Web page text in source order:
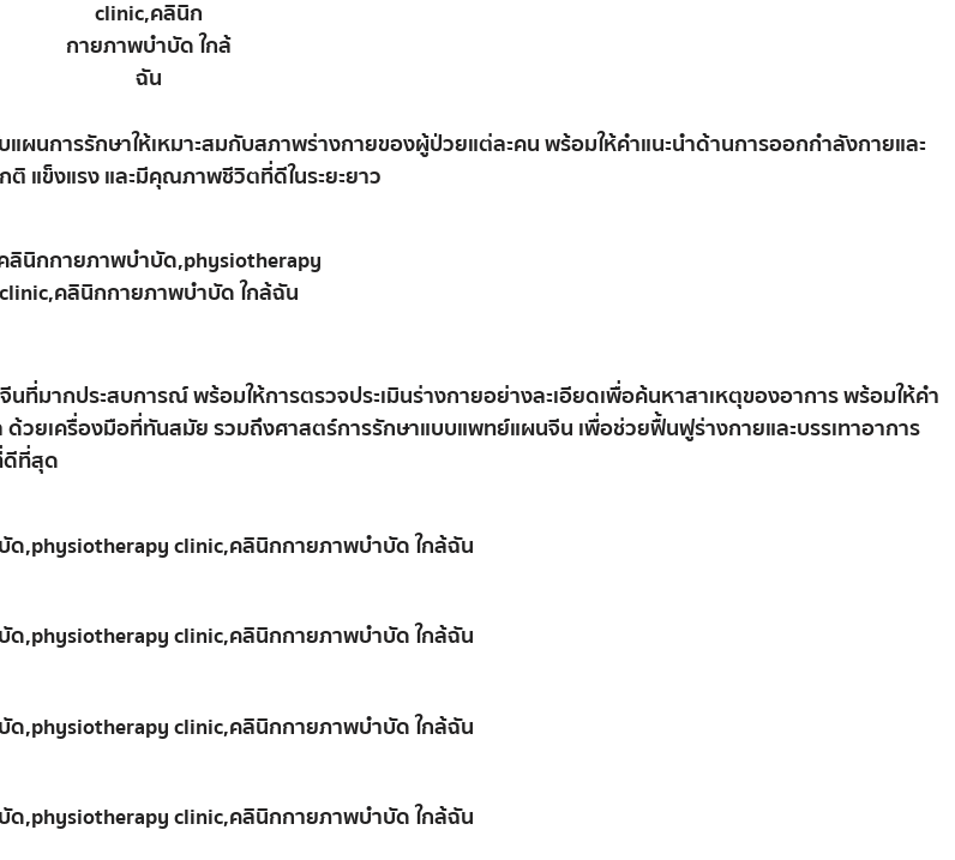
แผนการรักษาให้เหมาะสมกับสภาพร่างกายของผู้ป่วยแต่ละคนพร้อมให้คำแนะนำด้านการออกกำลังกายและ
ติ แข็งแรงและมีคุณภาพชีวิตที่ดีในระยะยาว
จีนที่มากประสบการณ์พร้อมให้การตรวจประเมินร่างกายอย่างละเอียดเพื่อค้นหาสาเหตุของอาการพร้อมให้คำ
ด้วยเครื่องมือที่ทันสมัยรวมถึงศาสตร์การรักษาแบบแพทย์แผนจีน เพื่อช่วยฟื้นฟูร่างกายและบรรเทาอาการ
ดีที่สุด